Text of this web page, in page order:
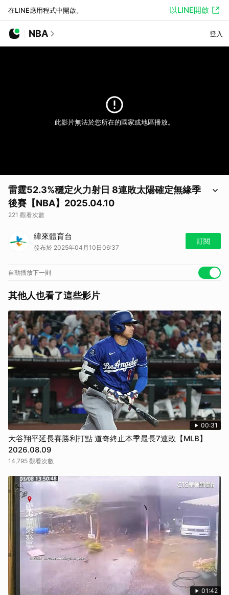
在LINE應用程式中開啟。 以LINE開啟
NBA 登入
此影片無法於您所在的國家或地區播放。
雷霆52.3%穩定火力射日 8連敗太陽確定無緣季
後賽【NBA】2025.04.10
221 觀看次數
錯過～
直播賽程表：https://u.lin.ee/dso5PiC
緯來體育台
發布於 2025年04月10日06:37
訂閱
自動播放下一則
其他人也看了這些影片
00:31
大谷翔平延長賽勝利打點 道奇終止本季最長7連敗【MLB】
2026.08.09
14,795 觀看次數
01:42